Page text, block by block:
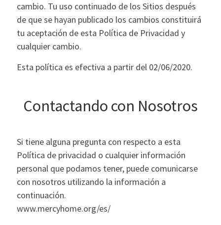
cambio. Tu uso continuado de los Sitios después
de que se hayan publicado los cambios constituirá
tu aceptación de esta Política de Privacidad y
cualquier cambio.
Esta política es efectiva a partir del 02/06/2020.
Contactando con Nosotros
Si tiene alguna pregunta con respecto a esta
Política de privacidad o cualquier información
personal que podamos tener, puede comunicarse
con nosotros utilizando la información a
continuación.
www.mercyhome.org/es/